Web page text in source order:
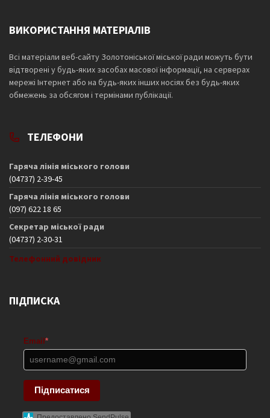
ВИКОРИСТАННЯ МАТЕРІАЛІВ
Всі матеріали веб-сайту Золотоніської міської ради можуть бути
відтворені у будь-яких засобах масової інформації, на серверах
мережі Інтернет або на будь-яких інших носіях без будь-яких
обмежень за обсягом і термінами публікації.
ТЕЛЕФОНИ
Гаряча лінія міського голови
(04737) 2-39-45
Гаряча лінія міського голови
(097) 622 18 65
Секретар міської ради
(04737) 2-30-31
Телефонний довідник
ПІДПИСКА
Email *
Підписатися